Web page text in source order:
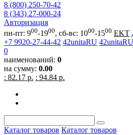
8 (800) 250-70-42
8 (343) 27-000-24
Авторизация
пн-пт: 900-1900, сб-вс: 1000-1500 EKT
+7 9920-27-44-42 42unitaRU 42unitaRU
0
наименований: 0
на сумму: 0.00
: 82.17 р. : 94.84 р.
Каталог товаров Каталог товаров